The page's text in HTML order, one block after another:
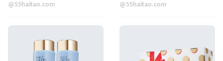
@55haitao.com @55haitao.com